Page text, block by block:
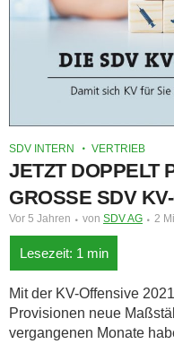
SDV INTERN VERTRIEB
JETZT DOPPELT
GROSSE SDV
Vor 5 Jahren von SDV AG 2
Mit der KV-Offensive
Provisionen neue
vergangenen Monate